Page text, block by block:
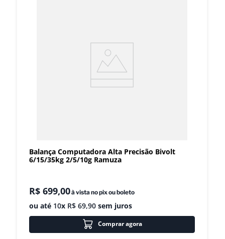
Balança Computadora Alta Precisão Bivolt
6/15/35kg 2/5/10g Ramuza
R$ 699,00à vista no pix ou boleto
ou até 10x R$ 69,90 sem juros
Comprar agora